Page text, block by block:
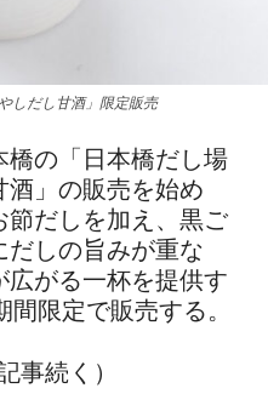
しだし甘酒」限定販売
の「日本橋だし場
」の販売を始め
節だしを加え、黒ご
だしの旨みが重な
広がる一杯を提供す
限定で販売する。
事続く）